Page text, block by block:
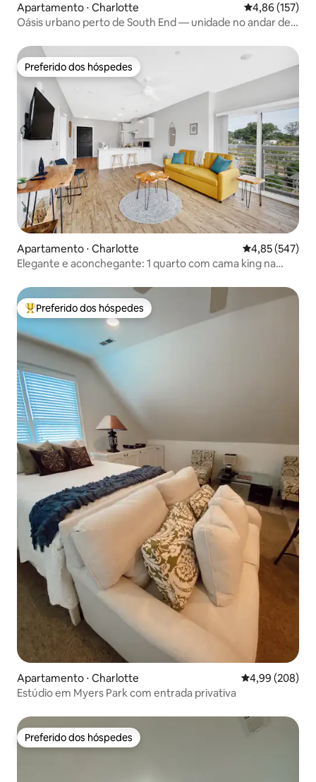
Apartamento ⋅ Charlotte 4,86 de uma
4,86 (157)
Oásis urbano perto de South End — unidade no andar de
Preferido dos hóspedes
Preferido dos hóspedes
Apartamento ⋅ Charlotte 4,85 de uma
4,85 (547)
Elegante e aconchegante: 1 quarto com cama king na
Entre os melhores preferidos dos hóspedes
Preferido dos hóspedes
Apartamento ⋅ Charlotte 4,99 de uma
4,99 (208)
Estúdio em Myers Park com entrada privativa
Preferido dos hóspedes
Preferido dos hóspedes